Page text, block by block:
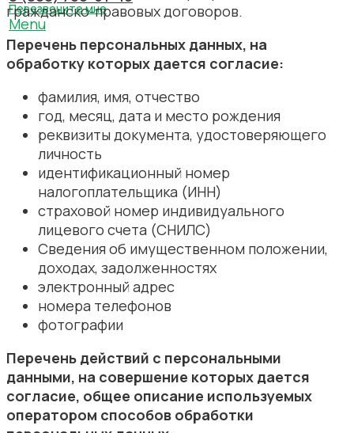
Перезвоните мне
Menu
гражданско-правовых договоров.
Перечень персональных данных, на
обработку которых дается согласие:
фамилия, имя, отчество
год, месяц, дата и место рождения
реквизиты документа, удостоверяющего
личность
идентификационный номер
налогоплательщика (ИНН)
страховой номер индивидуального
лицевого счета (СНИЛС)
Сведения об имущественном положении,
доходах, задолженностях
электронный адрес
номера телефонов
фотографии
Перечень действий с персональными
данными, на совершение которых дается
согласие, общее описание используемых
оператором способов обработки